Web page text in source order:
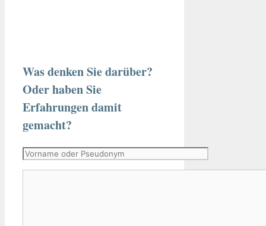
Was denken Sie darüber?
Oder haben Sie
Erfahrungen damit
gemacht?
Vorname